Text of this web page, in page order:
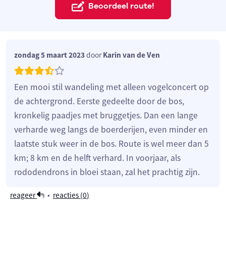
Beoordeel route!
zondag 5 maart 2023doorKarin van de Ven
Een mooi stil wandeling met alleen vogelconcert op
de achtergrond. Eerste gedeelte door de bos,
kronkelig paadjes met bruggetjes. Dan een lange
verharde weg langs de boerderijen, even minder en
laatste stuk weer in de bos. Route is wel meer dan 5
km; 8 km en de helft verhard. In voorjaar, als
rododendrons in bloei staan, zal het prachtig zijn.
reageer • reacties (0)